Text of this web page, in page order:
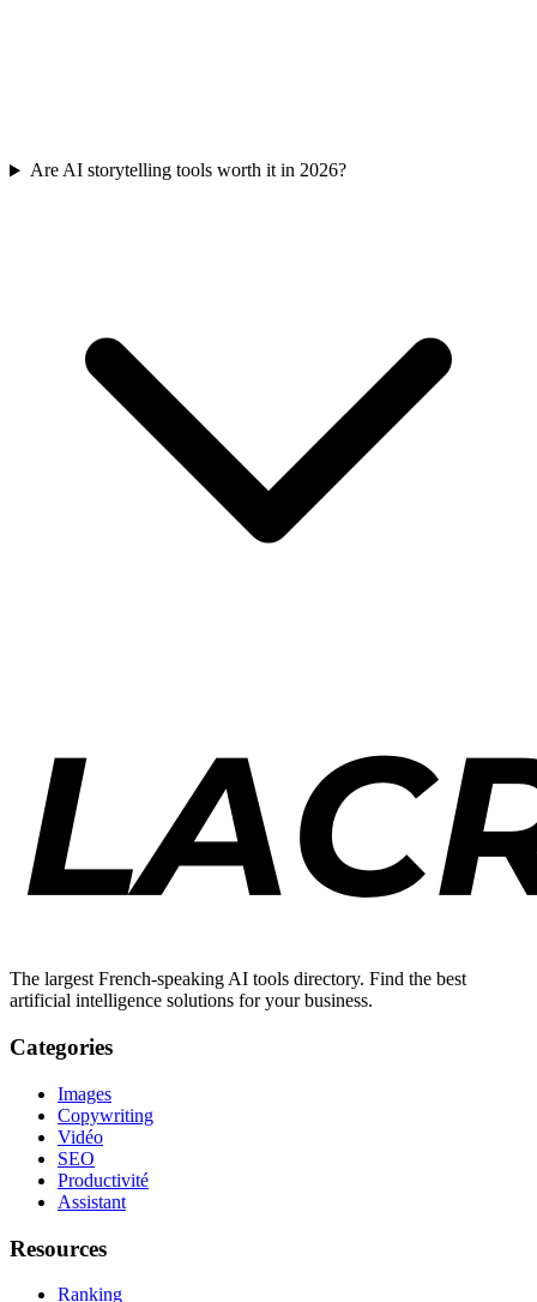
Are AI storytelling tools worth it in 2026?
The largest French-speaking AI tools directory. Find the best
artificial intelligence solutions for your business.
Categories
Images
Copywriting
Vidéo
SEO
Productivité
Assistant
Resources
Ranking